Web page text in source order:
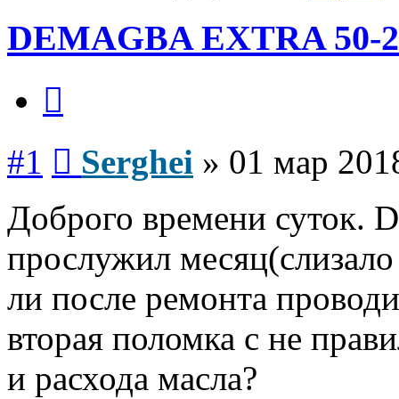
DEMAGBA EXTRA 50-
#1 Serghei » 01 мар
Доброго времени суток.
прослужил
ли после ремонта
вторая поломка с не
и расхода масла?